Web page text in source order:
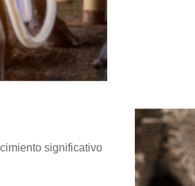
significativo